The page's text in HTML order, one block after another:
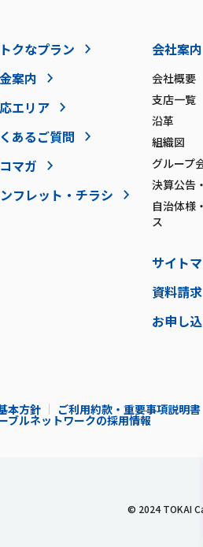
クなプラン
案内
エリア
あるご質問
マガ
フレット・チラシ
会社案内
会社概要
支店一覧
沿革
組織図
グループ
決算公告
自治体様
ス
サイト
資料請求
お申し
本方針 ご利用約款・重要事項説明書
ブルネットワークの採用情報
© 2024 TOKAI